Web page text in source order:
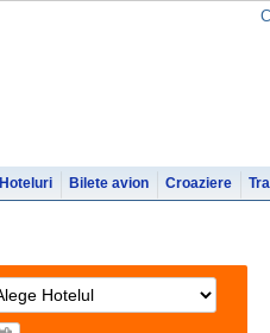
Hoteluri Bilete avion Croaziere